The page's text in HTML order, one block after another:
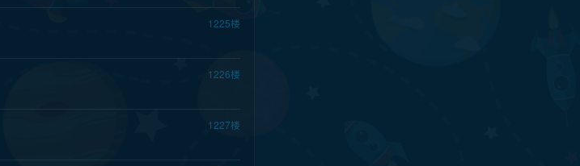
1225楼
1226楼
1227楼